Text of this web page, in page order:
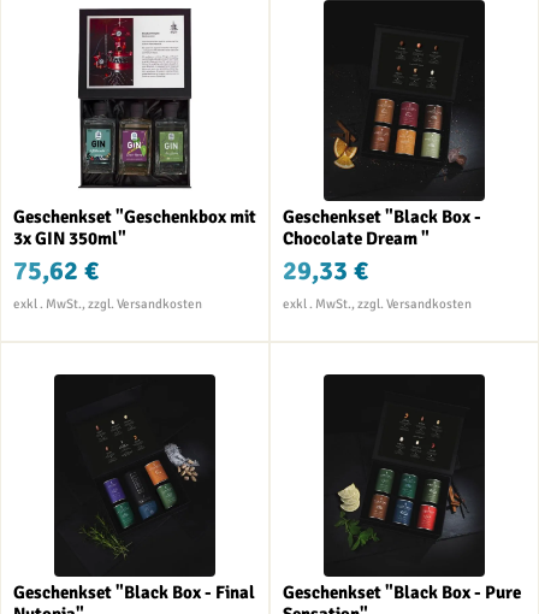
Geschenkset "Geschenkbox mit
3x GIN 350ml"
75,62 €
Geschenkset "Black Box -
Chocolate Dream "
29,33 €
Geschenkset "Black Box - Final
Geschenkset "Black Box - Pure